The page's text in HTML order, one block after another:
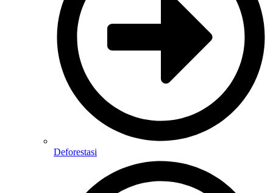
Deforestasi